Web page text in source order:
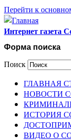
Перейти к
Интернет газета
Форма поиска
Поиск
ГЛАВНАЯ
НОВОСТИ
ИСТОРИЯ
ВИДЕО О